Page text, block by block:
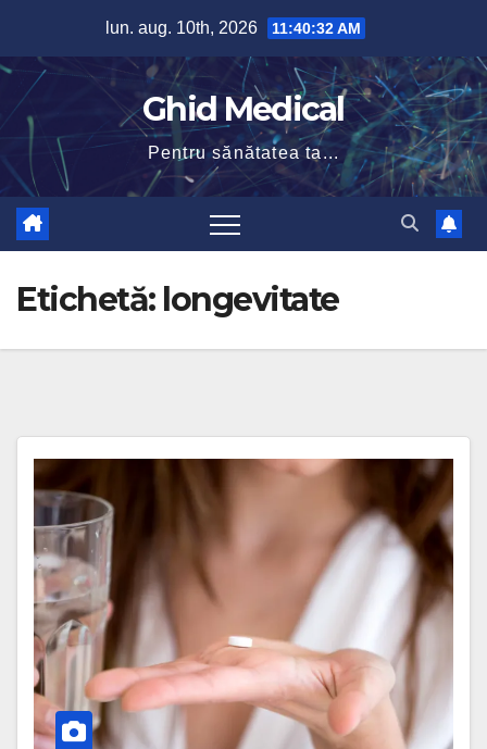
content
lun. aug. 10th, 2026 11:40:33 AM
Ghid Medical
Pentru sănătatea ta...
Etichetă: longevitate